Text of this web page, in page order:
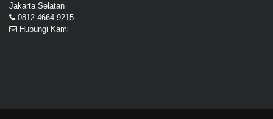
Jakarta Selatan
0812 4664 9215
Hubungi Kami